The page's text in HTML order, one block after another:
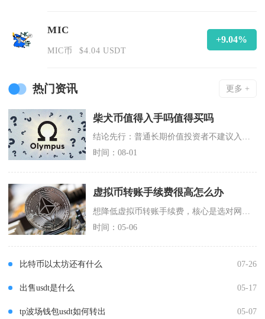
MIC
MIC币 $4.04 USDT
+9.04%
热门资讯 更多 +
柴犬币值得入手吗值得买吗
结论先行：普通长期价值投资者不建议入手柴犬币，仅能拿出闲钱、能承受大幅亏损、熟悉迷因币炒作
时间：08-01
虚拟币转账手续费很高怎么办
时间：05-06
比特币以太坊还有什么 07-26
出售usdt是什么 05-17
tp波场钱包usdt如何转出 05-07